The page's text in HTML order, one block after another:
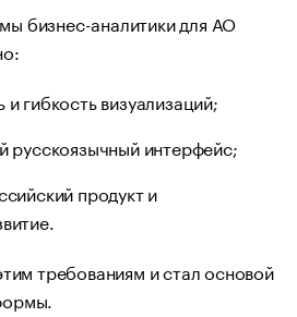
бизнес-аналитики для АО
гибкость визуализаций;
русскоязычный интерфейс;
продукт и
требованиям и стал основой